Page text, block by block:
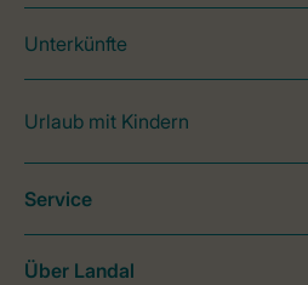
Unterkünfte
Urlaub mit Kindern
Service
Über Landal